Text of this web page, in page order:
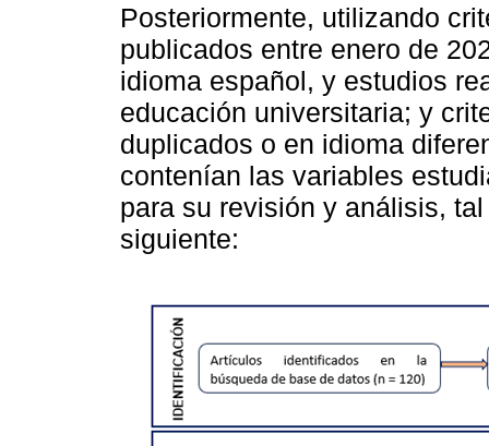
Posteriormente, utilizando
publicados entre enero de
idioma español, y estudios
educación universitaria; y
duplicados o en idioma
contenían las variables
para su revisión y análisis,
siguiente: